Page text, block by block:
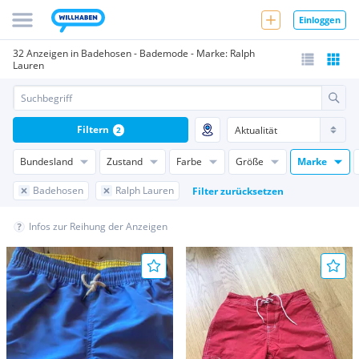
Einloggen
32 Anzeigen in Badehosen - Bademode - Marke: Ralph
Lauren
Bundesland Zustand Farbe Größe Marke
Badehosen Ralph Lauren Filter zurücksetzen
Filtern 2
Infos zur Reihung der Anzeigen